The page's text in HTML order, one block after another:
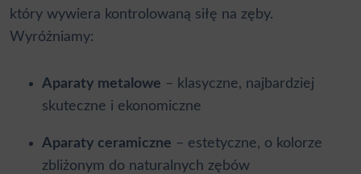
który wywiera kontrolowaną siłę na zęby.
Wyróżniamy:
Aparaty metalowe – klasyczne, najbardziej
skuteczne i ekonomiczne
Aparaty ceramiczne – estetyczne, o kolorze
zbliżonym do naturalnych zębów